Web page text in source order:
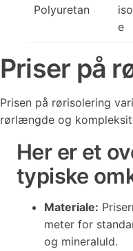
Polyuretan
e
Priser på
Prisen på rørisolering
rørlængde og
Her er et
typiske
Materiale:
meter for
og mineraluld.